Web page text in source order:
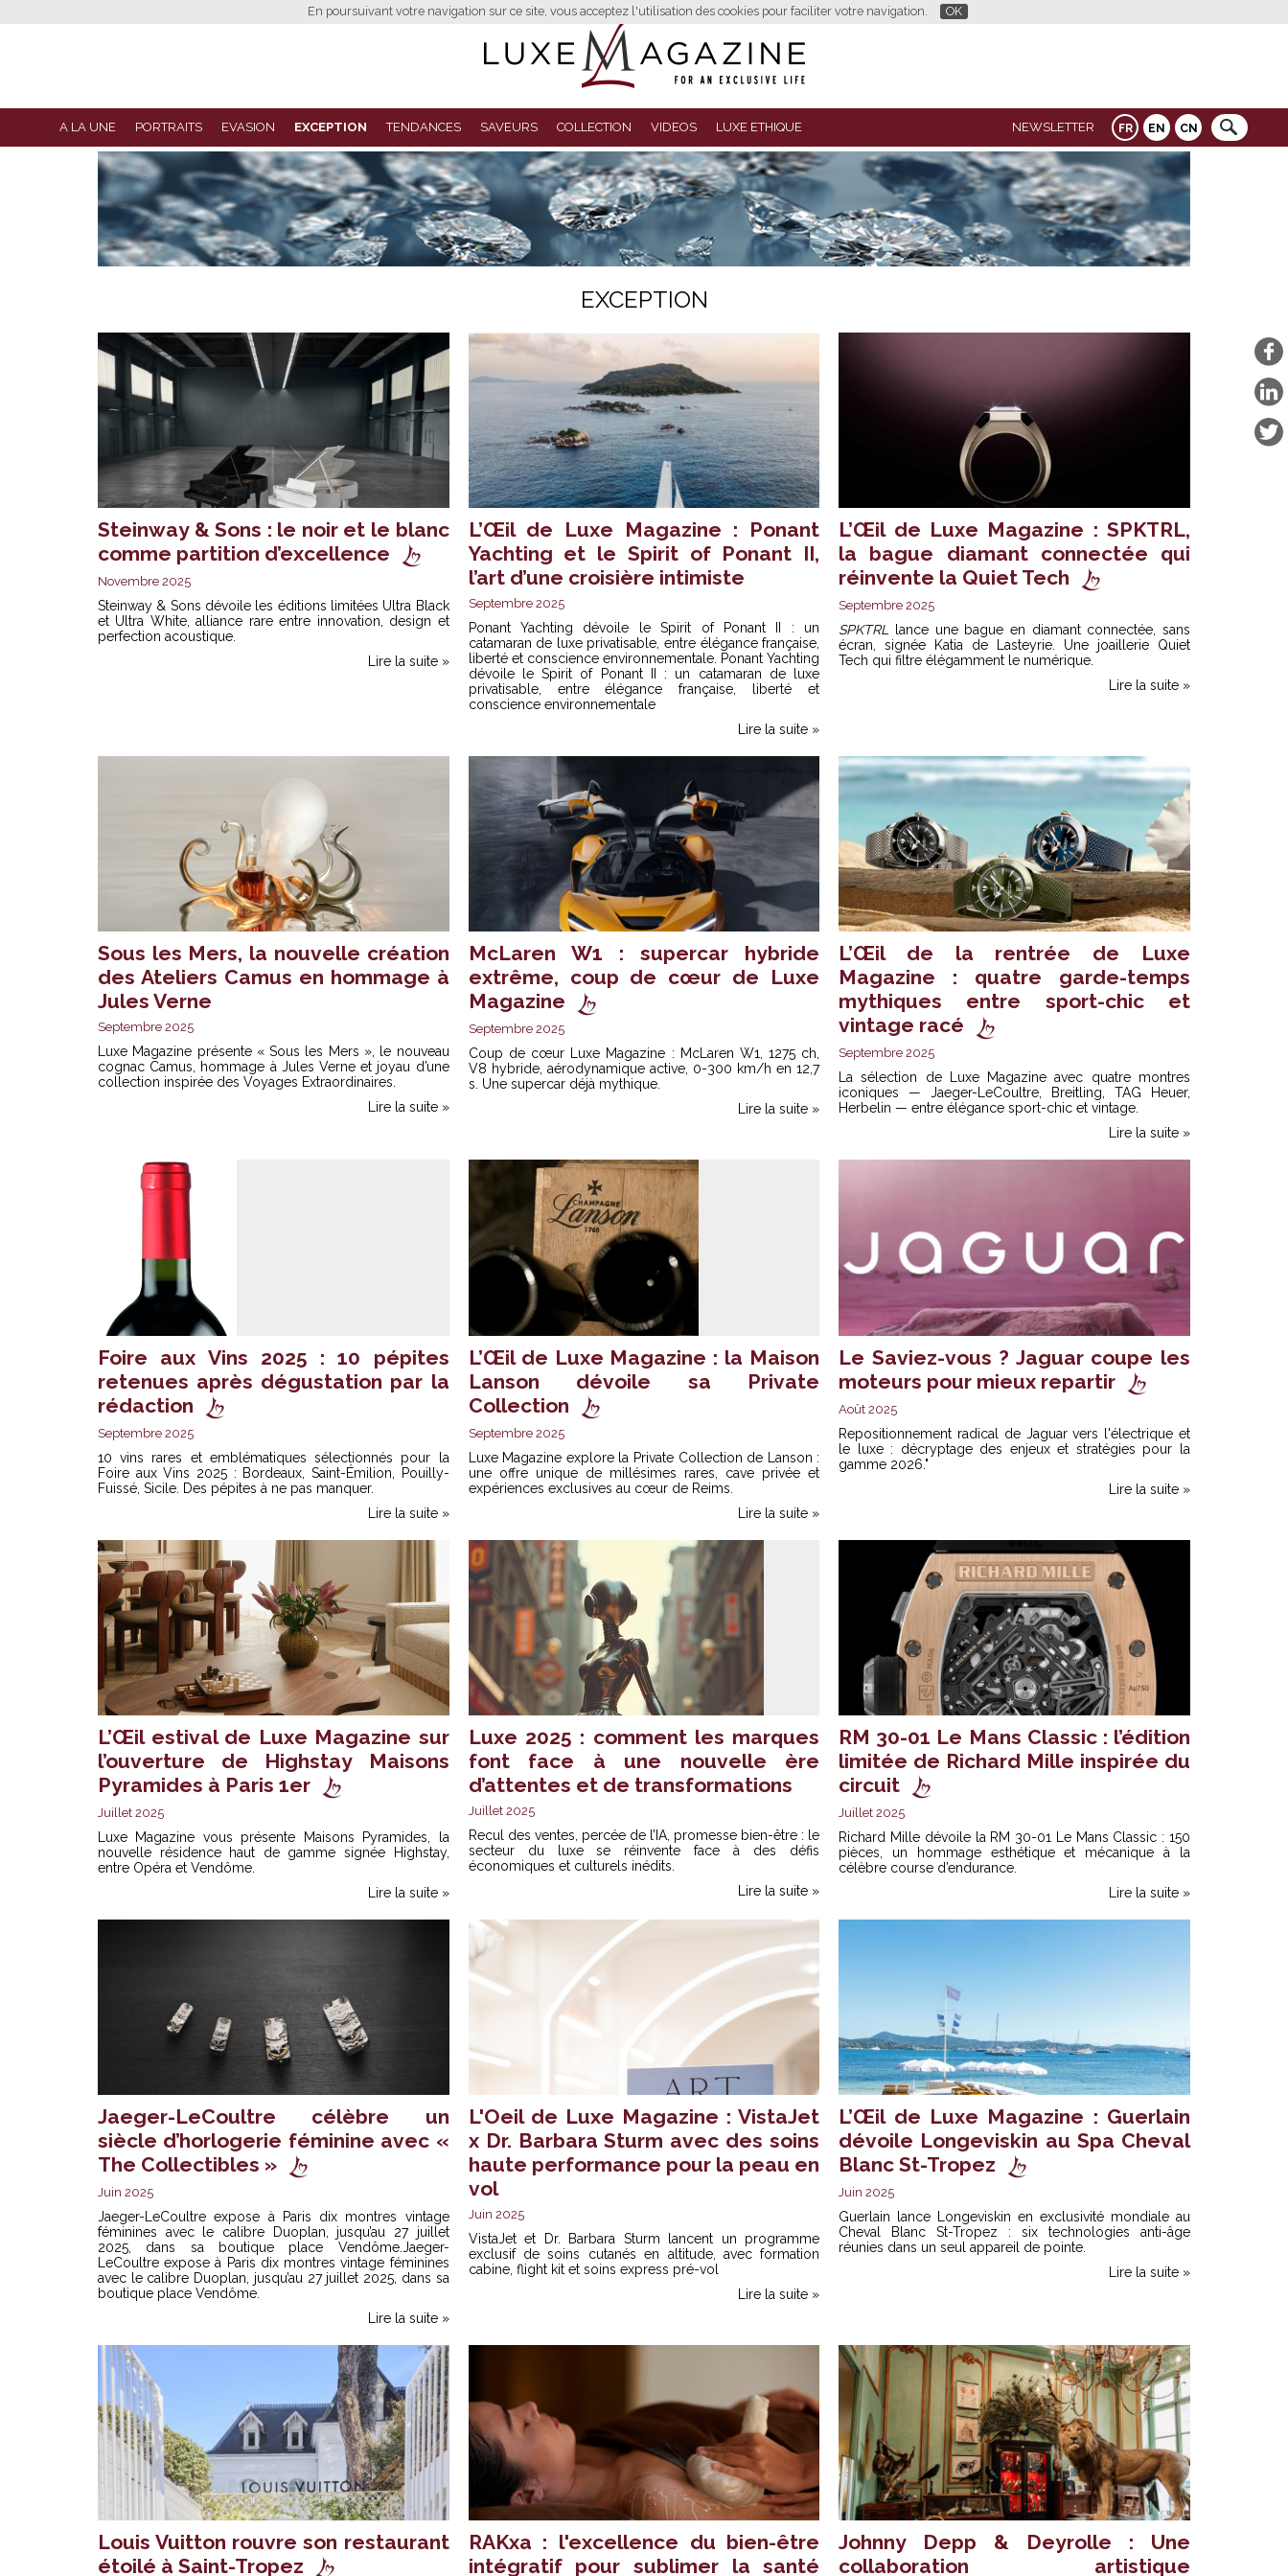
En poursuivant votre navigation sur ce site, vous acceptez l'utilisation des cookies pour faciliter votre navigation. OK
FR EN CN
A LA UNE PORTRAITS EVASION EXCEPTION TENDANCES SAVEURS COLLECTION VIDEOS LUXE ETHIQUE NEWSLETTER
EXCEPTION
Steinway & Sons : le noir et le blanc
comme partition d’excellence
Novembre 2025
Steinway & Sons dévoile les éditions limitées Ultra Black
et Ultra White, alliance rare entre innovation, design et
perfection acoustique.
Lire la suite »
L’Œil de Luxe Magazine : Ponant
Yachting et le Spirit of Ponant II,
l’art d’une croisière intimiste
Septembre 2025
PonantYachting dévoile le Spirit of Ponant II : un
catamaran de luxe privatisable, entre élégance française,
liberté et conscience environnementale. Ponant Yachting
dévoile le Spirit of Ponant II : un catamaran de luxe
privatisable, entre élégance française, liberté et
conscience environnementale
Lire la suite »
L’Œil de Luxe Magazine : SPKTRL,
la bague diamant connectée qui
réinvente la Quiet Tech
Septembre 2025
SPKTRL lance une bague en diamant connectée, sans
écran, signée Katia de Lasteyrie. Une joaillerie Quiet
Tech qui filtre élégamment le numérique.
Lire la suite »
Sous les Mers, la nouvelle création
des Ateliers Camus en hommage à
Jules Verne
Septembre 2025
Luxe Magazine présente « Sous les Mers », le nouveau
cognac Camus, hommage à Jules Verne et joyau d’une
collection inspirée des Voyages Extraordinaires.
Lire la suite »
McLaren W1 : supercar hybride
extrême, coup de cœur de Luxe
Magazine
Septembre 2025
Coup de cœur Luxe Magazine : McLaren W1, 1275 ch,
V8 hybride, aérodynamique active, 0-300 km/h en 12,7
s. Une supercar déjà mythique.
Lire la suite »
L’Œil de la rentrée de Luxe
Magazine : quatre garde-temps
mythiques entre sport-chic et
vintage racé
Septembre 2025
La sélection de Luxe Magazine avec quatre montres
iconiques — Jaeger-LeCoultre, Breitling, TAG Heuer,
Herbelin — entre élégance sport-chic et vintage.
Lire la suite »
Foire aux Vins 2025 : 10 pépites
retenues après dégustation par la
rédaction
Septembre 2025
10 vins rares et emblématiques sélectionnés pour la
Foire aux Vins 2025 : Bordeaux, Saint-Émilion, Pouilly-
Fuissé, Sicile. Des pépites à ne pas manquer.
Lire la suite »
L’Œil de Luxe Magazine : la Maison
Lanson dévoile sa Private
Collection
Septembre 2025
Luxe Magazine explore la Private Collection de Lanson :
une offre unique de millésimes rares, cave privée et
expériences exclusives au cœur de Reims.
Lire la suite »
Le Saviez-vous ? Jaguar coupe les
moteurs pour mieux repartir
Août 2025
Repositionnement radical de Jaguar vers l'électrique et
le luxe : décryptage des enjeux et stratégies pour la
gamme 2026."
Lire la suite »
L’Œil estival de Luxe Magazine sur
l’ouverture de Highstay Maisons
Pyramides à Paris 1er
Juillet 2025
Luxe Magazine vous présente Maisons Pyramides, la
nouvelle résidence haut de gamme signée Highstay,
entre Opéra et Vendôme.
Lire la suite »
Luxe 2025 : comment les marques
font face à une nouvelle ère
d’attentes et de transformations
Juillet 2025
Recul des ventes, percée de l’IA, promesse bien-être : le
secteur du luxe se réinvente face à des défis
économiques et culturels inédits.
Lire la suite »
RM 30-01 Le Mans Classic : l’édition
limitée de Richard Mille inspirée du
circuit
Juillet 2025
Richard Mille dévoile la RM 30-01 Le Mans Classic : 150
pièces, un hommage esthétique et mécanique à la
célèbre course d’endurance.
Lire la suite »
Jaeger-LeCoultre célèbre un
siècle d’horlogerie féminine avec «
The Collectibles »
Juin 2025
Jaeger-LeCoultre expose à Paris dix montres vintage
féminines avec le calibre Duoplan, jusqu’au 27 juillet
2025, dans sa boutique place Vendôme.Jaeger-
LeCoultre expose à Paris dix montres vintage féminines
avec le calibre Duoplan, jusqu’au 27 juillet 2025, dans sa
boutique place Vendôme.
Lire la suite »
L'Oeil de Luxe Magazine : VistaJet
x Dr. Barbara Sturm avec des soins
haute performance pour la peau en
vol
Juin 2025
VistaJet et Dr. Barbara Sturm lancent un programme
exclusif de soins cutanés en altitude, avec formation
cabine, flight kit et soins express pré-vol
Lire la suite »
L’Œil de Luxe Magazine : Guerlain
dévoile Longeviskin au Spa Cheval
Blanc St-Tropez
Juin 2025
Guerlain lance Longeviskin en exclusivité mondiale au
Cheval Blanc St-Tropez : six technologies anti-âge
réunies dans un seul appareil de pointe.
Lire la suite »
Louis Vuitton rouvre son restaurant
étoilé à Saint-Tropez
RAKxa : l'excellence du bien-être
intégratif pour sublimer la santé
Johnny Depp & Deyrolle : Une
collaboration artistique